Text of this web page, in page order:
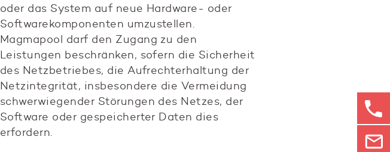
oder das System auf neue Hardware- oder
Softwarekomponenten umzustellen.
Magmapool darf den Zugang zu den
Leistungen beschränken, sofern die Sicherheit
des Netzbetriebes, die Aufrechterhaltung der
Netzintegrität, insbesondere die Vermeidung
schwerwiegender Störungen des Netzes, der
Software oder gespeicherter Daten dies
erfordern.